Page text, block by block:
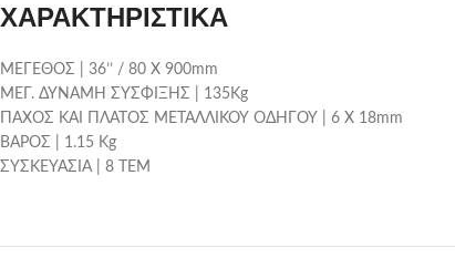
ΧΑΡΑΚΤΗΡΙΣΤΙΚΑ
ΜΕΓΕΘΟΣ | 36’’ / 80 Χ 900mm
ΜΕΓ. ΔΥΝΑΜΗ ΣΥΣΦΙΞΗΣ | 135Kg
ΠΑΧΟΣ ΚΑΙ ΠΛΑΤΟΣ ΜΕΤΑΛΛΙΚΟΥ ΟΔΗΓΟΥ | 6 Χ 18mm
ΒΑΡΟΣ | 1.15 Kg
ΣΥΣΚΕΥΑΣΙΑ | 8 ΤΕΜ